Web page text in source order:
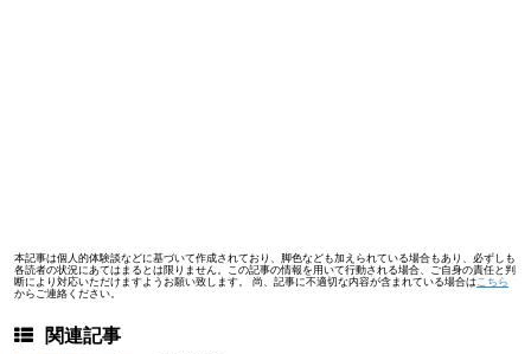
本記事は個人的体験談などに基づいて作成されており、脚色なども加えられている場合もあり、必ずしも
各読者の状況にあてはまるとは限りません。この記事の情報を用いて行動される場合、ご自身の責任と判
断により対応いただけますようお願い致します。 尚、記事に不適切な内容が含まれている場合はこちら
からご連絡ください。
関連記事